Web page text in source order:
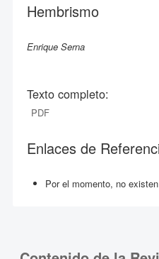
Hembrismo
Enrique Serna
Texto completo:
PDF
Enlaces de
Por el momento, no